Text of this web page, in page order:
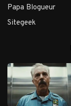
Papa Blogueur
Sitegeek